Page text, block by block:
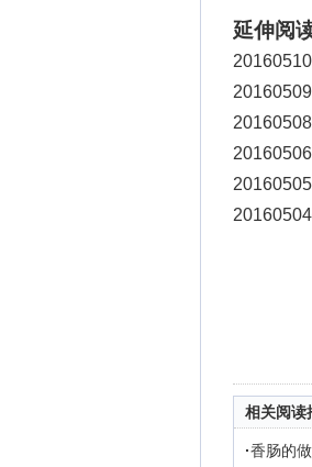
延伸阅
相关阅读
·香肠的